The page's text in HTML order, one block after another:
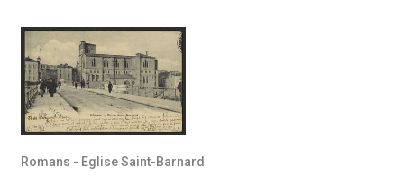
Romans - Eglise Saint-Barnard